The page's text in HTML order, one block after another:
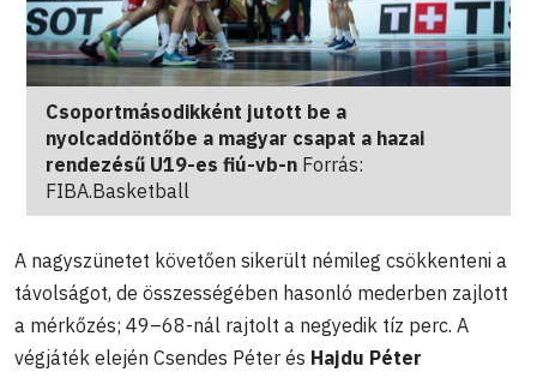
Csoportmásodikként jutott be a
nyolcaddöntőbe a magyar csapat a hazai
rendezésű U19-es fiú-vb-n Forrás:
FIBA.Basketball
A nagyszünetet követően sikerült némileg csökkenteni a
távolságot, de összességében hasonló mederben zajlott
a mérkőzés; 49–68-nál rajtolt a negyedik tíz perc. A
végjáték elején Csendes Péter és Hajdu Péter